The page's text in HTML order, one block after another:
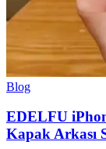
Blog
EDELFU
Kapak Arkası